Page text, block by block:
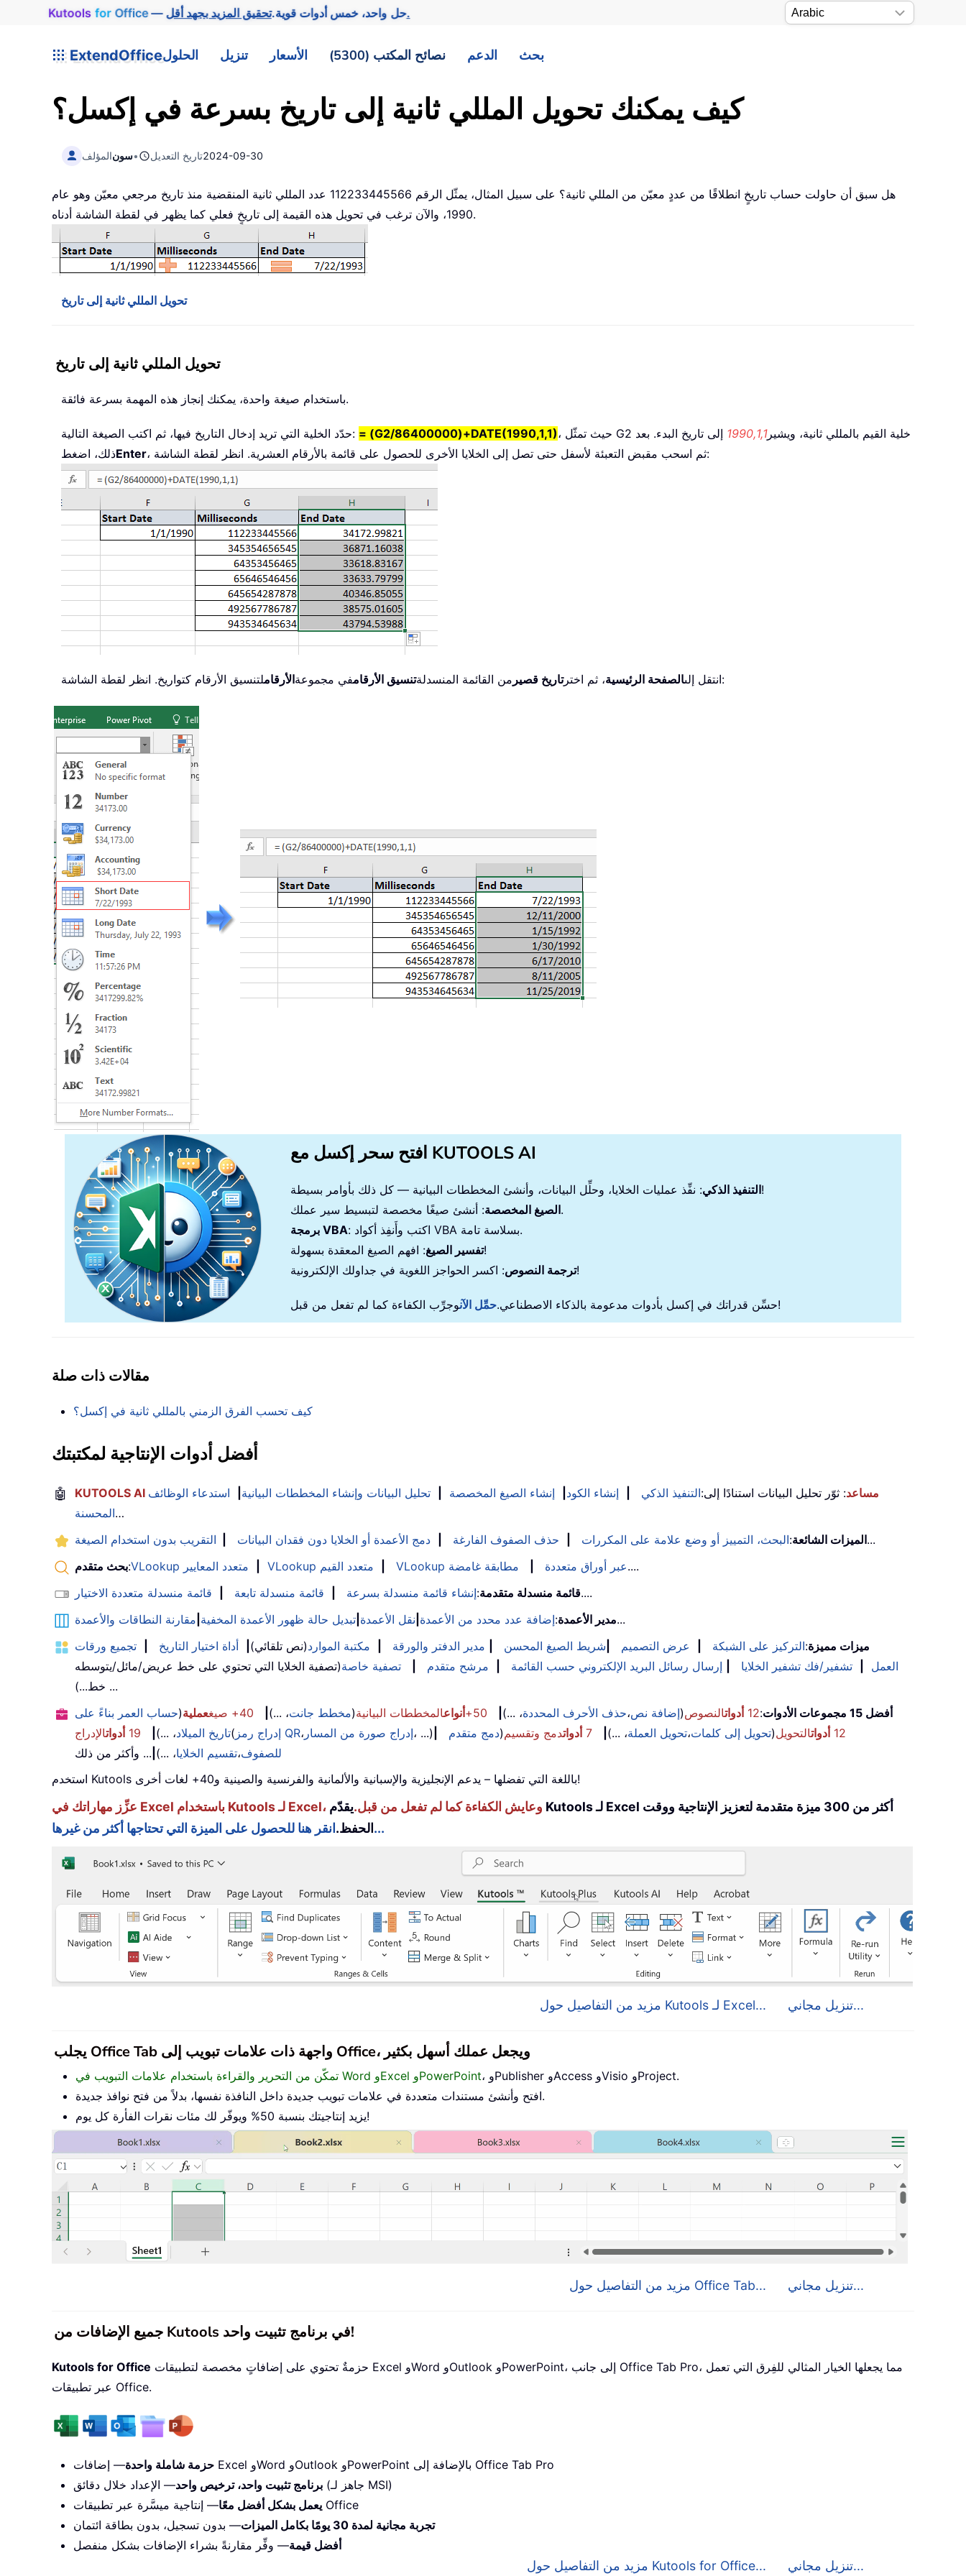
Kutools for Office — حل واحد، خمس أدوات قوية.تحقيق المزيد بجهد أقل.
ExtendOfficeالحلول تنزيل الأسعار نصائح المكتب (5300) الدعم بحث
كيف يمكنك تحويل المللي ثانية إلى تاريخ بسرعة في إكسل؟
المؤلفسون• تاريخ التعديل2024-09-30
هل سبق أن حاولت حساب تاريخٍ انطلاقًا من عددٍ معيّن من المللي ثانية؟ على سبيل المثال، يمثّل الرقم 112233445566 عدد المللي ثانية المنقضية منذ تاريخ مرجعي معيّن وهو عام
1990، والآن ترغب في تحويل هذه القيمة إلى تاريخٍ فعلي كما يظهر في لقطة الشاشة أدناه.
تحويل المللي ثانية إلى تاريخ
تحويل المللي ثانية إلى تاريخ
باستخدام صيغة واحدة، يمكنك إنجاز هذه المهمة بسرعة فائقة.
حدّد الخلية التي تريد إدخال التاريخ فيها، ثم اكتب الصيغة التالية: = (G2/86400000)+DATE(1990,1,1) ، حيث تمثّل G2 خلية القيم بالمللي ثانية، ويشير1990,1,1 إلى تاريخ البدء. بعد
ذلك، اضغطEnter ، ثم اسحب مقبض التعبئة لأسفل حتى تصل إلى الخلايا الأخرى للحصول على قائمة بالأرقام العشرية. انظر لقطة الشاشة:
انتقل إلىالصفحة الرئيسية، ثم اخترتاريخ قصير من القائمة المنسدلةتنسيق الأرقامفي مجموعةالأرقام لتنسيق الأرقام كتواريخ. انظر لقطة الشاشة:
افتح سحر إكسل مع KUTOOLS AI
التنفيذ الذكي: نفِّذ عمليات الخلايا، وحلِّل البيانات، وأنشئ المخططات البيانية — كل ذلك بأوامر بسيطة!
الصيغ المخصصة: أنشئ صيغًا مخصصة لتبسيط سير عملك.
برمجة VBA
: اكتب وأَنفِذ أكواد VBA بسلاسة تامة.
تفسير الصيغ: افهم الصيغ المعقدة بسهولة!
ترجمة النصوص: اكسر الحواجز اللغوية في جداولك الإلكترونية!
حسِّن قدراتك في إكسل بأدوات مدعومة بالذكاء الاصطناعي.حمِّل الآن وجرِّب الكفاءة كما لم تفعل من قبل!
مقالات ذات صلة
كيف تحسب الفرق الزمني بالمللي ثانية في إكسل؟
أفضل أدوات الإنتاجية لمكتبتك
🤖 KUTOOLS AI مساعد: ثوّر تحليل البيانات استنادًا إلى:التنفيذ الذكي إنشاء الكود إنشاء الصيغ المخصصة تحليل البيانات وإنشاء المخططات البيانية
استدعاء الوظائف
المحسنة…
الميزات الشائعة:البحث، التمييز أو وضع علامة على المكررات حذف الصفوف الفارغة دمج الأعمدة أو الخلايا دون فقدان البيانات التقريب بدون استخدام الصيغة
...
بحث متقدم: VLookup متعدد المعايير VLookup متعدد القيم VLookup عبر أوراق متعددة مطابقة غامضة
....
قائمة منسدلة متقدمة:إنشاء قائمة منسدلة بسرعة قائمة منسدلة تابعة قائمة منسدلة متعددة الاختيار
....
مدير الأعمدة:إضافة عدد محدد من الأعمدة نقل الأعمدة تبديل حالة ظهور الأعمدة المخفية مقارنة النطاقات والأعمدة
...
ميزات مميزة:التركيز على الشبكة عرض التصميم شريط الصيغ المحسن مدير الدفتر والورقة مكتبة الموارد(نص تلقائي) أداة اختيار التاريخ
تجميع ورقات
العمل
تشفير/فك تشفير الخلايا إرسال رسائل البريد الإلكتروني حسب القائمة مرشح متقدم تصفية خاصة(تصفية الخلايا التي تحتوي على خط عريض/مائل/يتوسطه
خط...) ...
أفضل 15 مجموعات الأدوات
:
12 أدواتالنصوص(إضافة نص،حذف الأحرف المحددة، ...) 50+ أنواعالمخططات البيانية(مخطط جانت، ...) 40+ صيغ عملية(حساب العمر بناءً على
تاريخ الميلاد، ...) 19 أدواتالإدراج ( إدراج رمز QR، إدراج صورة من المسار، ...) 12 أدواتالتحويل(تحويل إلى كلمات،تحويل العملة، ...) 7 أدواتدمج وتقسيم(دمج متقدم
للصفوف،تقسيم الخلايا، ...) ... وأكثر من ذلك
استخدم Kutools باللغة التي تفضلها – يدعم الإنجليزية والإسبانية والألمانية والفرنسية والصينية و40+ لغات أخرى!
عزِّز مهاراتك في Excel باستخدام Kutools لـ Excel، وعايش الكفاءة كما لم تفعل من قبل.يقدّم Kutools لـ Excel أكثر من 300 ميزة متقدمة لتعزيز الإنتاجية ووقت
الحفظ. انقر هنا للحصول على الميزة التي تحتاجها أكثر من غيرها...
مزيد من التفاصيل حول Kutools لـ Excel... تنزيل مجاني...
يجلب Office Tab واجهة ذات علامات تبويب إلى Office، ويجعل عملك أسهل بكثير
تمكّن من التحرير والقراءة باستخدام علامات التبويب في Word وExcel وPowerPoint
، وPublisher وAccess وVisio وProject.
افتح وأنشئ مستندات متعددة في علامات تبويب جديدة داخل النافذة نفسها، بدلاً من فتح نوافذ جديدة.
يزيد إنتاجيتك بنسبة 50% ويوفّر لك مئات نقرات الفأرة كل يوم!
مزيد من التفاصيل حول Office Tab... تنزيل مجاني...
جميع الإضافات من Kutools في برنامج تثبيت واحد!
Kutools for Office
عبر تطبيقات Office.
حزمة شاملة واحدة
— إضافات Excel وWord وOutlook وPowerPoint بالإضافة إلى Office Tab Pro
برنامج تثبيت واحد، ترخيص واحد
— الإعداد خلال دقائق (جاهز لـ MSI)
يعمل بشكل أفضل معًا — إنتاجية ميسَّرة عبر تطبيقات Office
تجربة مجانية لمدة 30 يومًا بكامل الميزات
— بدون تسجيل، بدون بطاقة ائتمان
أفضل قيمة— وفِّر مقارنةً بشراء الإضافات بشكل منفصل
مزيد من التفاصيل حول Kutools for Office... تنزيل مجاني...